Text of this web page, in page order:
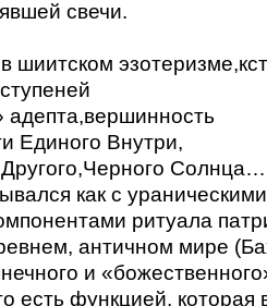
свечи.
шиитском
адепта,вершинность
Единого Внутри,
Солнца…
как с
ритуала
античном мире
и
есть функцией, которая